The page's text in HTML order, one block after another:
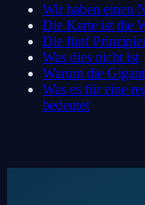
Wir haben einen
Die Karte ist die
Die fünf
Was dies nicht ist
Warum die
Was es für eine
bedeutet